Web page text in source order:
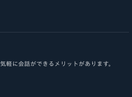
軽に会話ができるメリットがあります。